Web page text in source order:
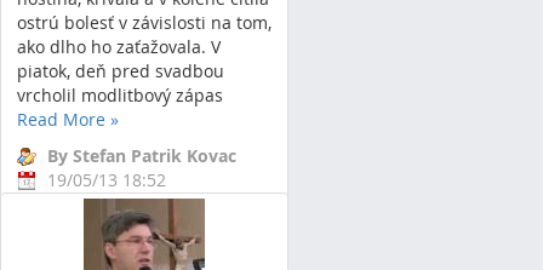
ostrú bolesť v závislosti na tom,
ako dlho ho zaťažovala. V
piatok, deň pred svadbou
vrcholil modlitbový zápas
Read More »
By Stefan Patrik Kovac
19/05/13 18:52
11 Comments